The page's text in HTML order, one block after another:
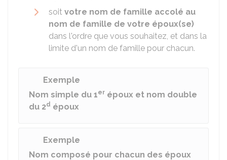
soit votre nom de famille accolé au
nom de famille de votre époux(se)
dans l'ordre que vous souhaitez, et dans la
limite d'un nom de famille pour chacun.
Exemple
Nom simple du 1er époux et nom double
du 2d époux
Exemple
Nom composé pour chacun des époux